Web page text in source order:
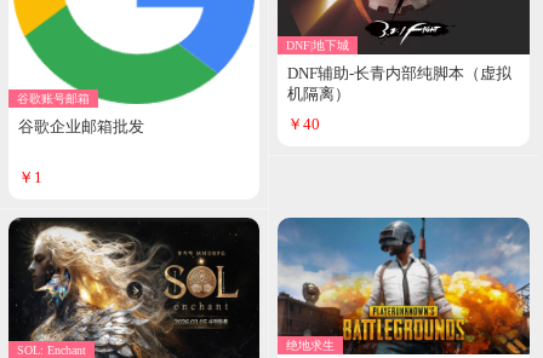
谷歌账号邮箱
谷歌企业邮箱批发
￥1
DNF|地下城
DNF辅助-长青内部纯脚本（虚拟
机隔离）
￥40
SOL: Enchant 绝地求生